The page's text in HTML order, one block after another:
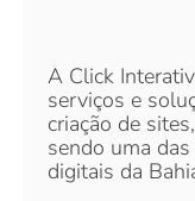
criação de
sendo uma
digitais da